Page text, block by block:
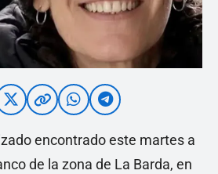
encontrado este martes a
de la zona de La Barda, en